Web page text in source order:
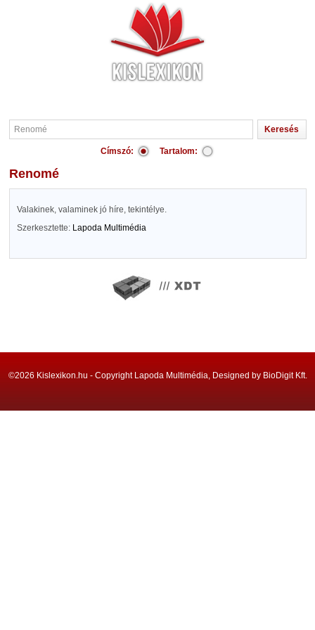
Címszó: Tartalom:
Renomé
Valakinek, valaminek jó híre, tekintélye.
Szerkesztette: Lapoda Multimédia
©2026 Kislexikon.hu - Copyright Lapoda Multimédia, Designed by BioDigit Kft.